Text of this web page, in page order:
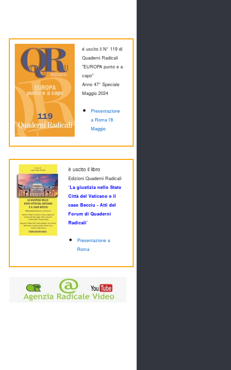
é uscito il N° 119 di
Quaderni Radicali
"EUROPA punto e a
capo"
Anno 47° Speciale
Maggio 2024
Presentazione
a Roma l'8
Maggio
è uscito il libro
Edizioni Quaderni Radicali
‘La giustizia nello Stato
Città del Vaticano e il
caso Becciu - Atti del
Forum di Quaderni
Radicali’
Presentazione a
Roma